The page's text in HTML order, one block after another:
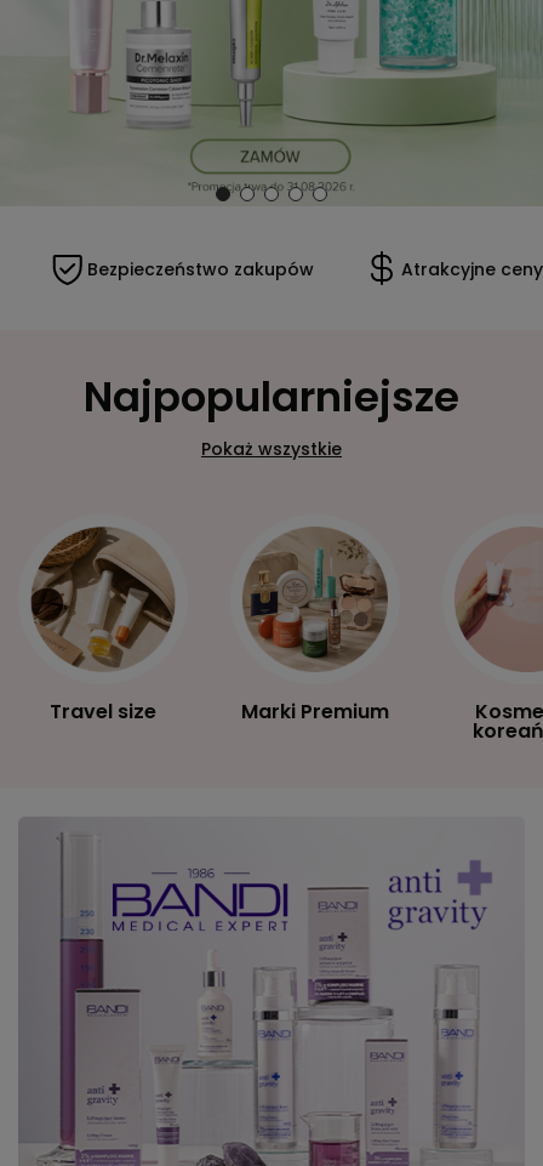
Bezpieczeństwo zakupów Atrakcyjne ceny
Najpopularniejsze
Pokaż wszystkie
Travel size Marki Premium